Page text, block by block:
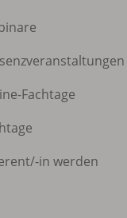
Fachtage
-in werden